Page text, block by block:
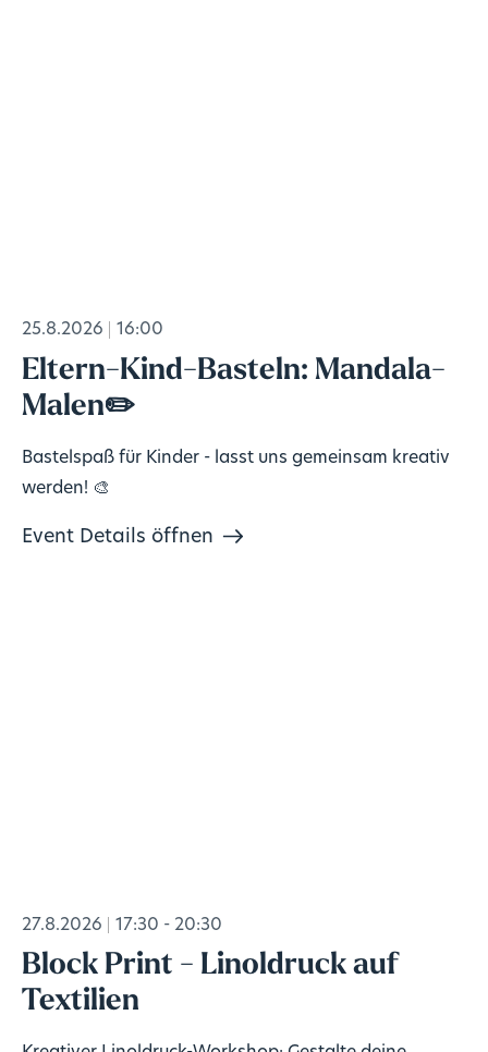
25.8.2026 16:00
Eltern-Kind-Basteln: Mandala-
Malen✏️
Bastelspaß für Kinder - lasst uns gemeinsam kreativ
werden! 🎨
Event Details öffnen
27.8.2026 17:30 - 20:30
Block Print - Linoldruck auf
Textilien